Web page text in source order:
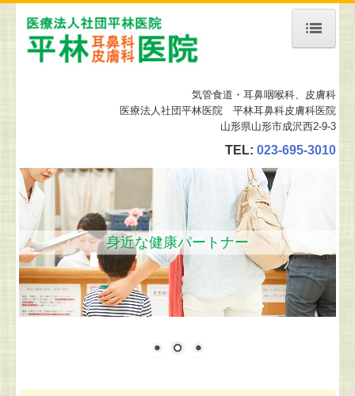
ホーム
予約について
舌下免疫療法
地図、交通案内
施設、設備など
皮膚科の設備
気管食道・耳鼻咽喉科、皮膚科
医療法人社団平林医院 平林耳鼻科皮膚科医院
山形県山形市成沢西2-9-3
TEL: 023-695-3010
身近な健康パートナー